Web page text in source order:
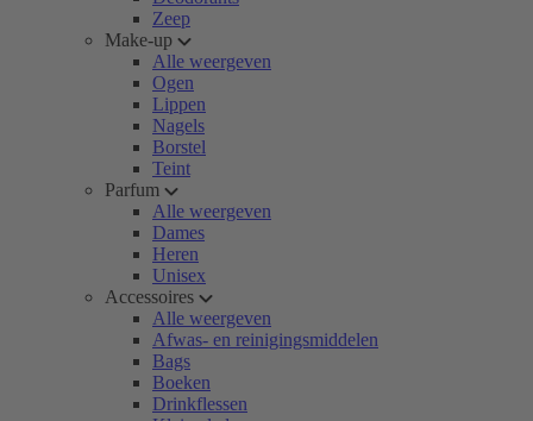
Zeep
Make-up
Alle weergeven
Ogen
Lippen
Nagels
Borstel
Teint
Parfum
Alle weergeven
Dames
Heren
Unisex
Accessoires
Alle weergeven
Afwas- en reinigingsmiddelen
Bags
Boeken
Drinkflessen